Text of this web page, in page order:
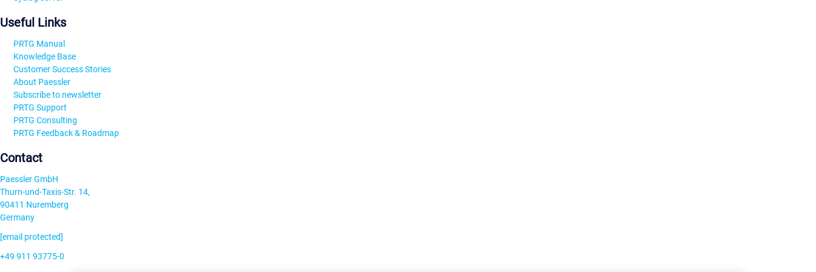
Useful Links
PRTG Manual
Knowledge Base
Customer Success Stories
About Paessler
Subscribe to newsletter
PRTG Support
PRTG Consulting
PRTG Feedback & Roadmap
Contact
Paessler GmbH
Thurn-und-Taxis-Str. 14,
90411 Nuremberg
Germany
[email protected]
+49 911 93775-0